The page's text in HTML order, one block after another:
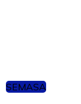
SEMASA